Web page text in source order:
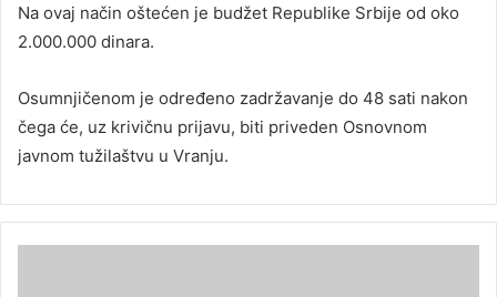
Na ovaj način oštećen je budžet Republike Srbije od oko
2.000.000 dinara.
Osumnjičenom je određeno zadržavanje do 48 sati nakon
čega će, uz krivičnu prijavu, biti priveden Osnovnom
javnom tužilaštvu u Vranju.